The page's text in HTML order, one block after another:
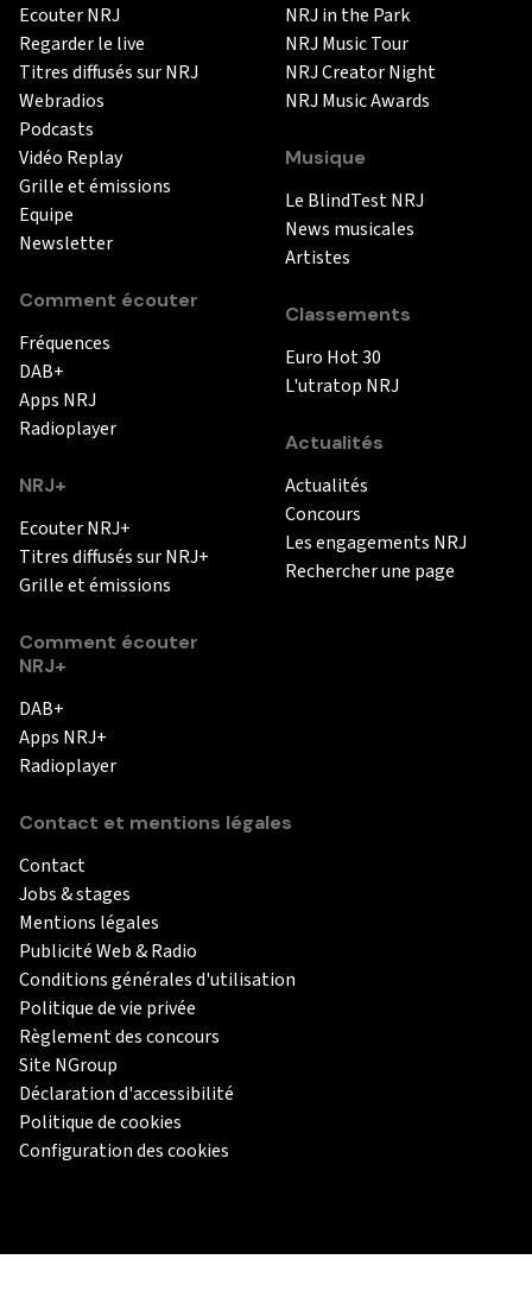
Ecouter NRJ
Regarder le live
Titres diffusés sur NRJ
Webradios
Podcasts
Vidéo Replay
Grille et émissions
Equipe
Newsletter
Comment écouter
Fréquences
DAB+
Apps NRJ
Radioplayer
NRJ+
Ecouter NRJ+
Titres diffusés sur NRJ+
Grille et émissions
Comment écouter
NRJ+
DAB+
Apps NRJ+
Radioplayer
NRJ in the Park
NRJ Music Tour
NRJ Creator Night
NRJ Music Awards
Musique
Le BlindTest NRJ
News musicales
Artistes
Classements
Euro Hot 30
L'utratop NRJ
Actualités
Actualités
Concours
Les engagements NRJ
Rechercher une page
Contact et mentions légales
Contact
Jobs & stages
Mentions légales
Publicité Web & Radio
Conditions générales d'utilisation
Politique de vie privée
Règlement des concours
Site NGroup
Déclaration d'accessibilité
Politique de cookies
Configuration des cookies